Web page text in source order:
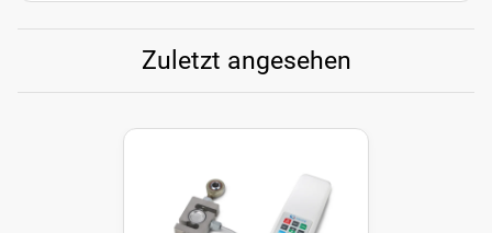
Zuletzt angesehen